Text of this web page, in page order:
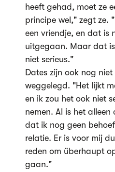
heeft gehad, moet ze
principe wel," zegt ze.
een vriendje, en dat is
uitgegaan. Maar dat
niet serieus."
Dates zijn ook nog
weggelegd. "Het lijkt
en ik zou het ook niet
nemen. Al is het
dat ik nog geen
relatie. Er is voor mij
reden om überhaupt
gaan."